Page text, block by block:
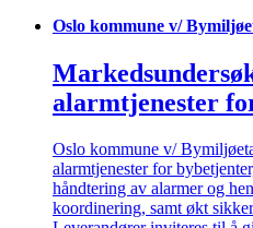
Oslo kommune v/
alarmtjenester
Oslo kommune v/
alarmtjenester for
håndtering av alarmer og
koordinering, samt økt